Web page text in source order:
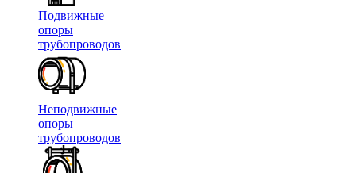
Подвижные
опоры
трубопроводов
Неподвижные
опоры
трубопроводов